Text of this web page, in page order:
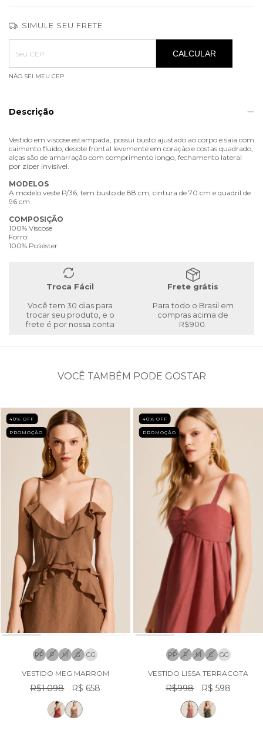
SIMULE SEU FRETE
Entregas para o CEP:
ALTERAR CEP
CALCULAR
NÃO SEI MEU CEP
Descrição
Vestido em viscose estampada, possui busto ajustado ao corpo e saia com
caimento fluído, decote frontal levemente em coração e costas quadrado,
alças são de amarração com comprimento longo, fechamento lateral
por zíper invisível.
MODELOS
A modelo veste P/36, tem busto de 88 cm, cintura de 70 cm e quadril de
96 cm.
COMPOSIÇÃO
100% Viscose
Forro:
100% Poliéster
Troca Fácil
Você tem 30 dias para
trocar seu produto, e o
frete é por nossa conta
Frete grátis
Para todo o Brasil em
compras acima de
R$900.
VOCÊ TAMBÉM PODE GOSTAR
40% OFF
PROMOÇÃO
PP P M G GG
VESTIDO MEG MARROM
R$1.098 R$ 658
40% OFF
PROMOÇÃO
PP P M G GG
VESTIDO LISSA TERRACOTA
R$998 R$ 598